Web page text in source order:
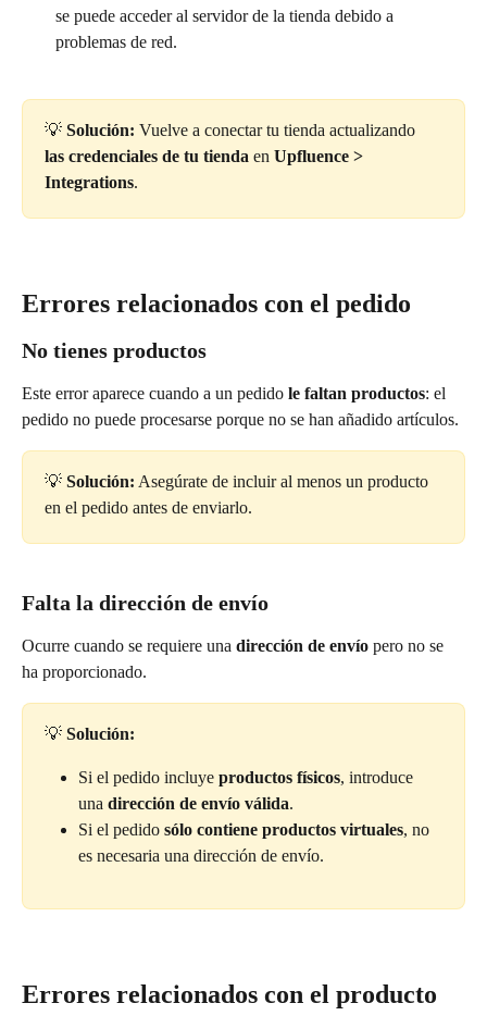
se puede acceder al servidor de la tienda debido a
problemas de red.
💡 Solución: Vuelve a conectar tu tienda actualizando
las credenciales de tu tienda en Upfluence >
Integrations.
Errores relacionados con el pedido
No tienes productos
Este error aparece cuando a un pedido le faltan productos: el
pedido no puede procesarse porque no se han añadido artículos.
💡 Solución: Asegúrate de incluir al menos un producto
en el pedido antes de enviarlo.
Falta la dirección de envío
Ocurre cuando se requiere una dirección de envío pero no se
ha proporcionado.
💡 Solución:
Si el pedido incluye productos físicos, introduce
una dirección de envío válida.
Si el pedido sólo contiene productos virtuales, no
es necesaria una dirección de envío.
Errores relacionados con el producto